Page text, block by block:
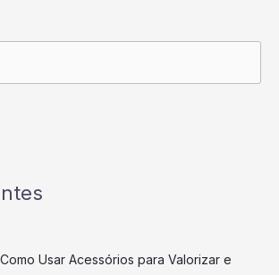
Usar Acessórios para Valorizar e